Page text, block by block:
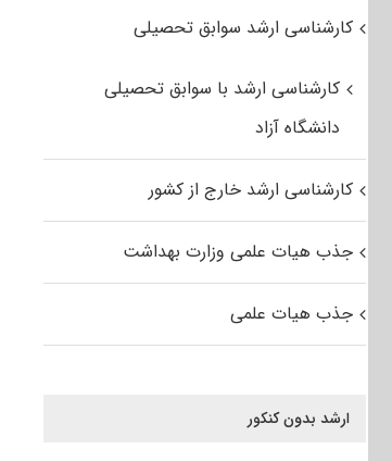
کارشناسی ارشد سوابق تحصیلی
کارشناسی ارشد با سوابق تحصیلی
دانشگاه آزاد
کارشناسی ارشد خارج از کشور
جذب هیات علمی وزارت بهداشت
جذب هیات علمی
ارشد بدون کنکور